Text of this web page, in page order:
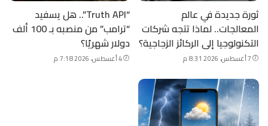
ثورة جديدة في عالم
المعالجات.. لماذا تتجه شركات
التكنولوجيا إلى الركائز الزجاجية؟
7 أغسطس، 2026 8:31 م
“Truth API”.. هل يسفيد
“ترامب” من منصبه بـ 100 ألف
دولار شهريًا؟
4 أغسطس، 2026 7:18 م